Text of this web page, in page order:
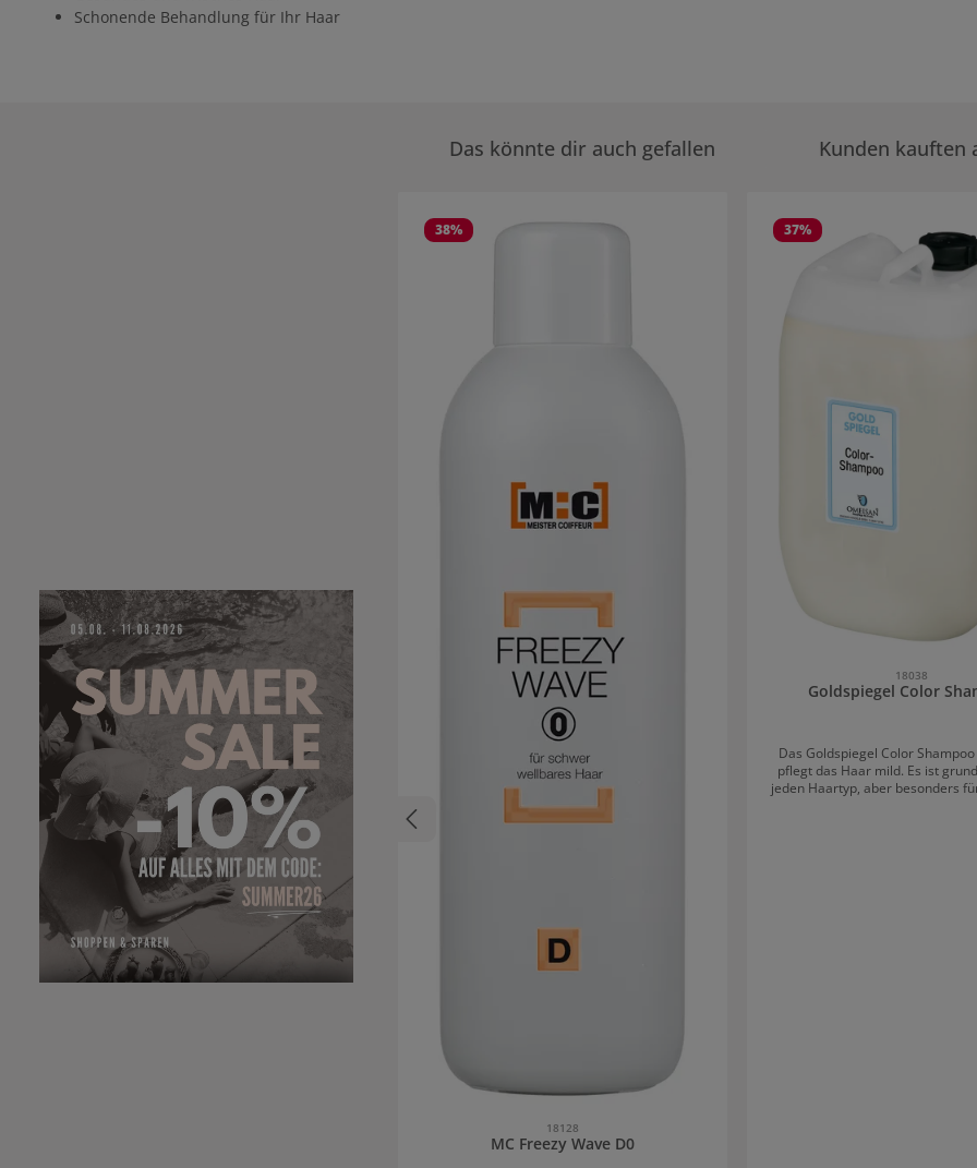
Schonende Behandlung für Ihr Haar
Das könnte dir auch gefallen Kunden kauften
38%
18128
MC Freezy Wave D0
37%
18038
Goldspiegel Color
Das Goldspiegel Color
pflegt das Haar mild. Es ist
jeden Haartyp, aber besonders